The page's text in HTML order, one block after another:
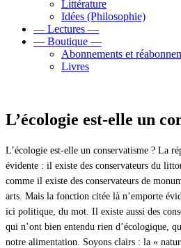
Littérature
Idées (Philosophie)
— Lectures —
— Boutique —
Abonnements et
Livres
L’écologie est-elle un
L’écologie est-elle un conservatisme ? La
évidente : il existe des conservateurs du
comme il existe des conservateurs de
arts. Mais la fonction citée là n’emporte
ici politique, du mot. Il existe aussi des
qui n’ont bien entendu rien d’écologique,
notre alimentation. Soyons clairs : la «